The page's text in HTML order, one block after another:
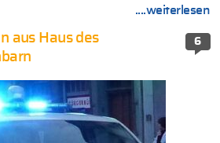
....weiterlesen
6
aus Haus des